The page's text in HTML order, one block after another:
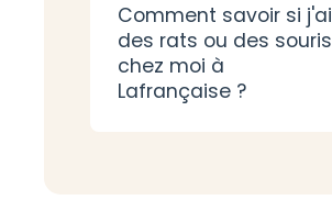
Comment savoir si j'ai
des rats ou des souris
chez moi à
Lafrançaise ?